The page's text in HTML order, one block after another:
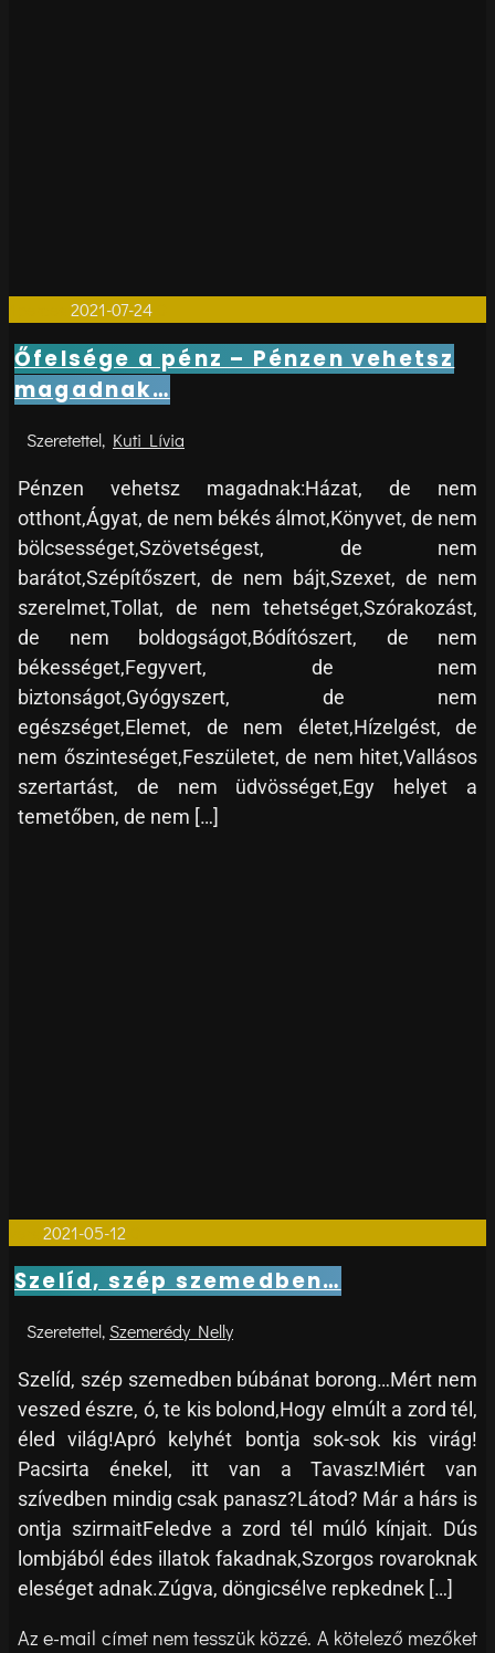
2021-07-24
Őfelsége a pénz – Pénzen vehetsz
magadnak…
Kuti Lívia
Pénzen vehetsz magadnak:Házat, de nem
otthont,Ágyat, de nem békés álmot,Könyvet, de nem
bölcsességet,Szövetségest, de nem
barátot,Szépítőszert, de nem bájt,Szexet, de nem
szerelmet,Tollat, de nem tehetséget,Szórakozást,
de nem boldogságot,Bódítószert, de nem
békességet,Fegyvert, de nem
biztonságot,Gyógyszert, de nem
egészséget,Elemet, de nem életet,Hízelgést, de
nem őszinteséget,Feszületet, de nem hitet,Vallásos
szertartást, de nem üdvösséget,Egy helyet a
temetőben, de nem […]
2021-05-12
Szelíd, szép szemedben…
Szemerédy Nelly
Szelíd, szép szemedben búbánat borong…Mért nem
veszed észre, ó, te kis bolond,Hogy elmúlt a zord tél,
éled világ!Apró kelyhét bontja sok-sok kis virág!
Pacsirta énekel, itt van a Tavasz!Miért van
szívedben mindig csak panasz?Látod? Már a hárs is
ontja szirmaitFeledve a zord tél múló kínjait. Dús
lombjából édes illatok fakadnak,Szorgos rovaroknak
eleséget adnak.Zúgva, döngicsélve repkednek […]
Az e-mail címet nem tesszük közzé. A kötelező mezőket